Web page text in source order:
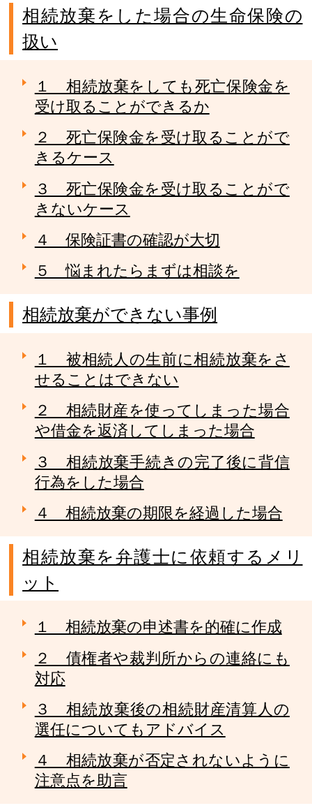
相続放棄をした場合の生命保険の
扱い
１ 相続放棄をしても死亡保険金を
受け取ることができるか
２ 死亡保険金を受け取ることがで
きるケース
３ 死亡保険金を受け取ることがで
きないケース
４ 保険証書の確認が大切
５ 悩まれたらまずは相談を
相続放棄ができない事例
１ 被相続人の生前に相続放棄をさ
せることはできない
２ 相続財産を使ってしまった場合
や借金を返済してしまった場合
３ 相続放棄手続きの完了後に背信
行為をした場合
４ 相続放棄の期限を経過した場合
相続放棄を弁護士に依頼するメリ
ット
１ 相続放棄の申述書を的確に作成
２ 債権者や裁判所からの連絡にも
対応
３ 相続放棄後の相続財産清算人の
選任についてもアドバイス
４ 相続放棄が否定されないように
注意点を助言